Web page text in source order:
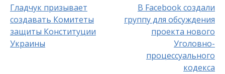
P
o
Гладчук призывает
создавать Комитеты
защиты Конституции
Украины
В Facebook создали
группу для обсуждения
проекта нового
Уголовно-
процессуального
кодекса